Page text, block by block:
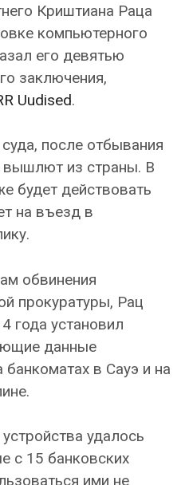
Криштиана Раца
компьютерного
его девятью
заключения,
Uudised.
после отбывания
вышлют из страны. В
будет действовать
на въезд в
обвинения
прокуратуры, Рац
года установил
данные
банкоматах в Сауэ и на
удалось
с 15 банковских
ими не